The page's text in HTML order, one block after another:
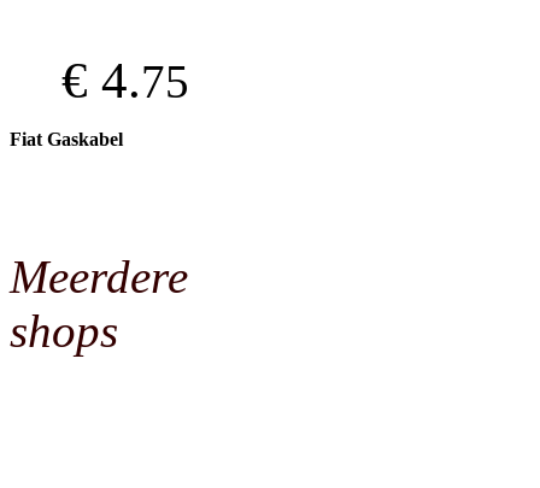
€ 4.75
Fiat Gaskabel
Meerdere
shops